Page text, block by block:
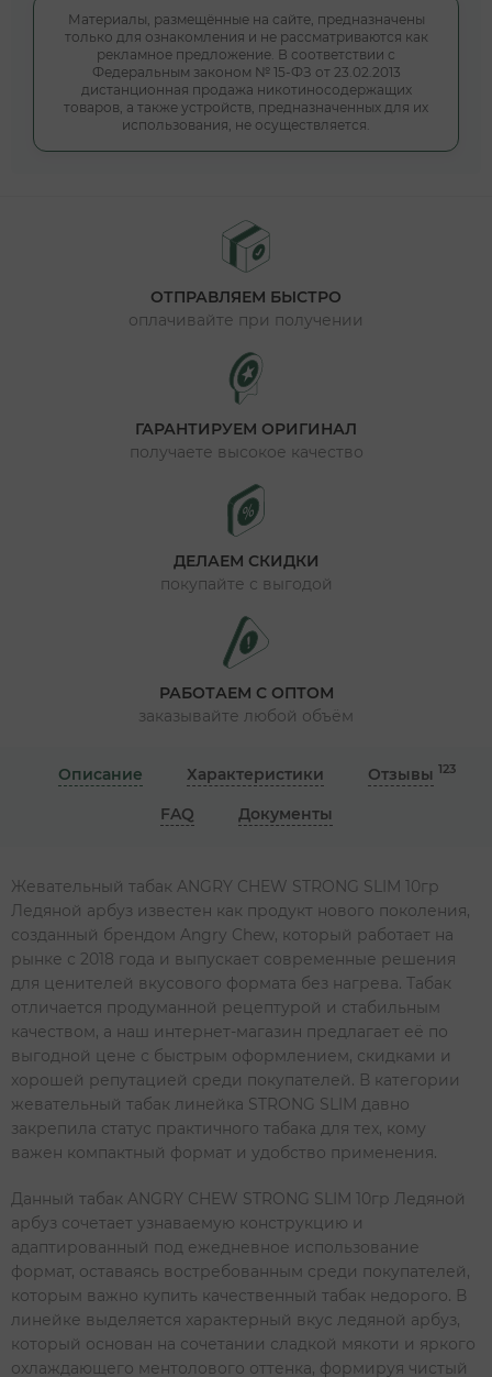
Материалы, размещённые на сайте, предназначены
только для ознакомления и не рассматриваются как
рекламное предложение. В соответствии с
Федеральным законом № 15-ФЗ от 23.02.2013
дистанционная продажа никотиносодержащих
товаров, а также устройств, предназначенных для их
использования, не осуществляется.
ОТПРАВЛЯЕМ БЫСТРО
оплачивайте при получении
ГАРАНТИРУЕМ ОРИГИНАЛ
получаете высокое качество
ДЕЛАЕМ СКИДКИ
покупайте с выгодой
РАБОТАЕМ С ОПТОМ
заказывайте любой объём
Описание Характеристики Отзывы 123
FAQ Документы
Жевательный табак ANGRY CHEW STRONG SLIM 10гр
Ледяной арбуз известен как продукт нового поколения,
созданный брендом Angry Chew, который работает на
рынке с 2018 года и выпускает современные решения
для ценителей вкусового формата без нагрева. Табак
отличается продуманной рецептурой и стабильным
качеством, а наш интернет-магазин предлагает её по
выгодной цене с быстрым оформлением, скидками и
хорошей репутацией среди покупателей. В категории
жевательный табак линейка STRONG SLIM давно
закрепила статус практичного табака для тех, кому
важен компактный формат и удобство применения.
Данный табак ANGRY CHEW STRONG SLIM 10гр Ледяной
арбуз сочетает узнаваемую конструкцию и
адаптированный под ежедневное использование
формат, оставаясь востребованным среди покупателей,
которым важно купить качественный табак недорого. В
линейке выделяется характерный вкус ледяной арбуз,
который основан на сочетании сладкой мякоти и яркого
охлаждающего ментолового оттенка, формируя чистый